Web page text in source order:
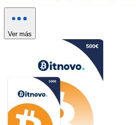
Ver más